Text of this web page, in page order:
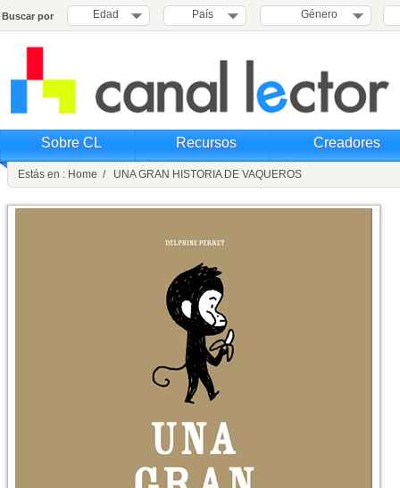
Buscar por Edad País Género
Sobre CL Recursos Creadores
Estás en : Home / UNA GRAN HISTORIA DE VAQUEROS